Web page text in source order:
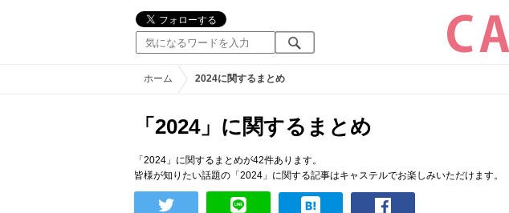
ホーム 2024に関するまとめ
「2024」に関するまとめ
「2024」に関するまとめが42件あります。
皆様が知りたい話題の「2024」に関する記事はキャステルでお楽しみいただけます。